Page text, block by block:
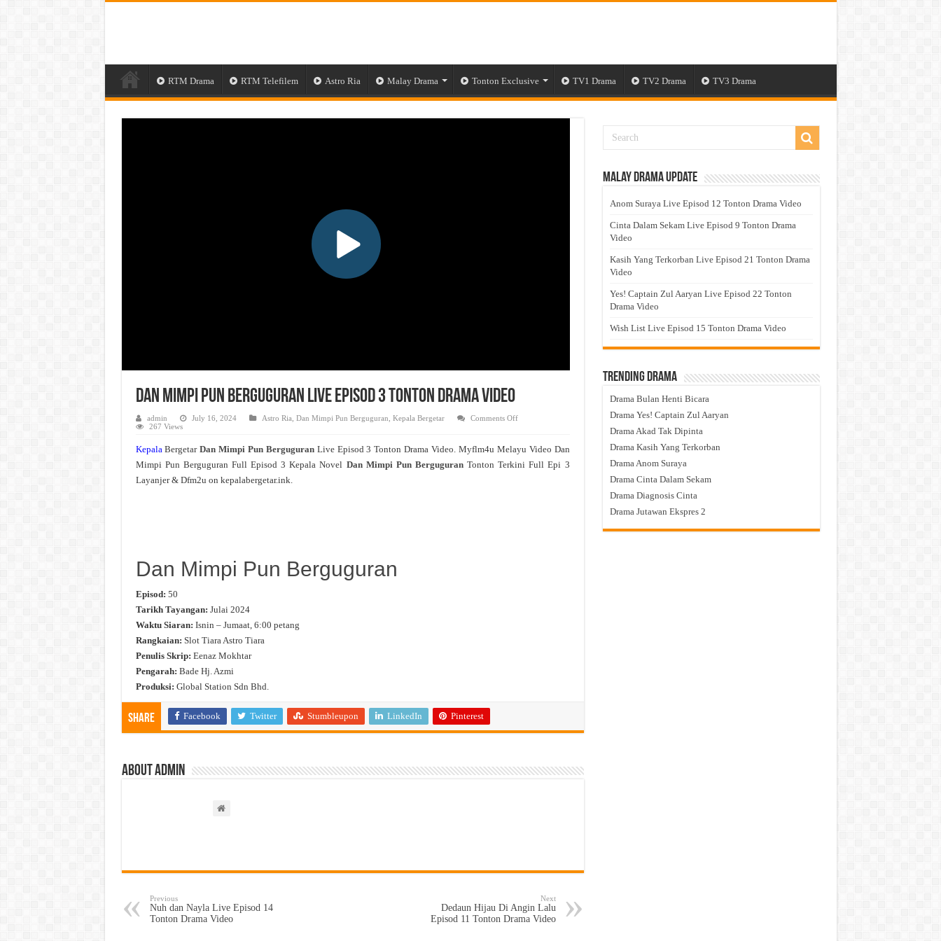
RTM Drama RTM Telefilem Astro Ria Malay Drama Tonton Exclusive TV1 Drama TV2 Drama TV3 Drama
Dan Mimpi Pun Berguguran Live Episod 3 Tonton Drama Video
admin July 16, 2024 Astro Ria Dan Mimpi Pun Berguguran Kepala Bergetar Comments Offon
Berguguran
Episod
267 Views
KepalaBergetarDan Mimpi Pun Berguguran Live Episod 3 Tonton Drama Video. Myflm4u Melayu Video Dan
Mimpi Pun Berguguran Full Episod 3 Kepala Novel Dan Mimpi Pun Berguguran Tonton Terkini Full Epi 3
Layanjer & Dfm2u on kepalabergetar.ink.
Dan Mimpi Pun Berguguran
Episod: 50
Tarikh Tayangan: Julai 2024
Waktu Siaran: Isnin – Jumaat, 6:00 petang
Rangkaian: Slot Tiara Astro Tiara
Penulis Skrip: Eenaz Mokhtar
Pengarah: Bade Hj. Azmi
Produksi: Global Station Sdn Bhd.
Share Facebook Twitter Stumbleupon LinkedIn Pinterest
About admin
Previous
Nuh dan Nayla Live Episod 14
Tonton Drama Video
Next
Dedaun Hijau Di Angin Lalu
Episod 11 Tonton Drama Video
Malay Drama Update
Anom Suraya Live Episod 12 Tonton Drama Video
Cinta Dalam Sekam Live Episod 9 Tonton Drama
Video
Kasih Yang Terkorban Live Episod 21 Tonton Drama
Video
Yes! Captain Zul Aaryan Live Episod 22 Tonton
Drama Video
Wish List Live Episod 15 Tonton Drama Video
Trending Drama
Drama Bulan Henti Bicara
Drama Yes! Captain Zul Aaryan
Drama Akad Tak Dipinta
Drama Kasih Yang Terkorban
Drama Anom Suraya
Drama Cinta Dalam Sekam
Drama Diagnosis Cinta
Drama Jutawan Ekspres 2